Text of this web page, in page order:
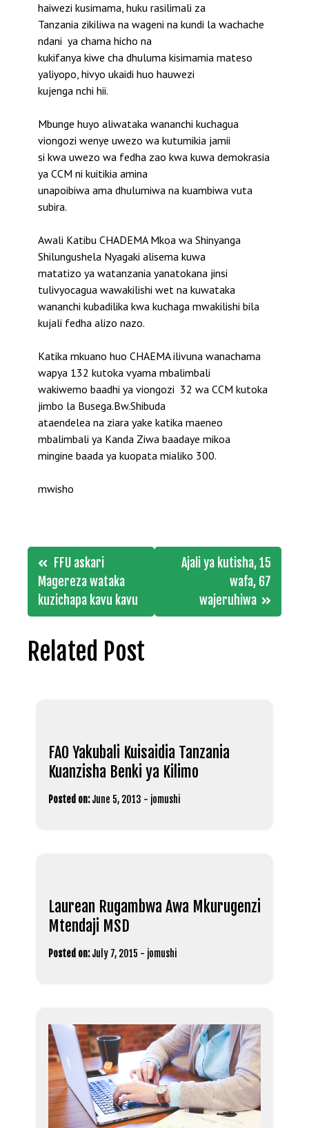
haiwezi kusimama, huku rasilimali za
Tanzania zikiliwa na wageni na kundi la wachache
ndani ya chama hicho na
kukifanya kiwe cha dhuluma kisimamia mateso
yaliyopo, hivyo ukaidi huo hauwezi
kujenga nchi hii.
Mbunge huyo aliwataka wananchi kuchagua
viongozi wenye uwezo wa kutumikia jamii
si kwa uwezo wa fedha zao kwa kuwa demokrasia
ya CCM ni kuitikia amina
unapoibiwa ama dhulumiwa na kuambiwa vuta
subira.
Awali Katibu CHADEMA Mkoa wa Shinyanga
Shilungushela Nyagaki alisema kuwa
matatizo ya watanzania yanatokana jinsi
tulivyocagua wawakilishi wet na kuwataka
wananchi kubadilika kwa kuchaga mwakilishi bila
kujali fedha alizo nazo.
Katika mkuano huo CHAEMA ilivuna wanachama
wapya 132 kutoka vyama mbalimbali
wakiwemo baadhi ya viongozi 32 wa CCM kutoka
jimbo la Busega.Bw.Shibuda
ataendelea na ziara yake katika maeneo
mbalimbali ya Kanda Ziwa baadaye mikoa
mingine baada ya kuopata mialiko 300.
mwisho
Post
navigation
FFU askari
Magereza wataka
kuzichapa kavu kavu
Ajali ya kutisha, 15
wafa, 67
wajeruhiwa
Related Post
FAO Yakubali Kuisaidia Tanzania
Kuanzisha Benki ya Kilimo
Posted on: June 5, 2013 - jomushi
Laurean Rugambwa Awa Mkurugenzi
Mtendaji MSD
Posted on: July 7, 2015 - jomushi